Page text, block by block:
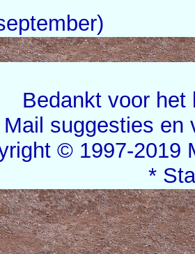
Bedankt voor
Mail suggesties en
© 1997-2019
*